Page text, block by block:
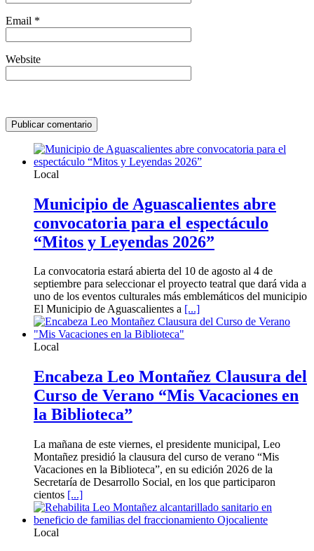
Email *
Website
Local
Municipio de Aguascalientes abre
convocatoria para el espectáculo
“Mitos y Leyendas 2026”
La convocatoria estará abierta del 10 de agosto al 4 de
septiembre para seleccionar el proyecto teatral que dará vida a
uno de los eventos culturales más emblemáticos del municipio
El Municipio de Aguascalientes a [...]
Local
Encabeza Leo Montañez Clausura del
Curso de Verano “Mis Vacaciones en
la Biblioteca”
La mañana de este viernes, el presidente municipal, Leo
Montañez presidió la clausura del curso de verano “Mis
Vacaciones en la Biblioteca”, en su edición 2026 de la
Secretaría de Desarrollo Social, en los que participaron
cientos [...]
Local